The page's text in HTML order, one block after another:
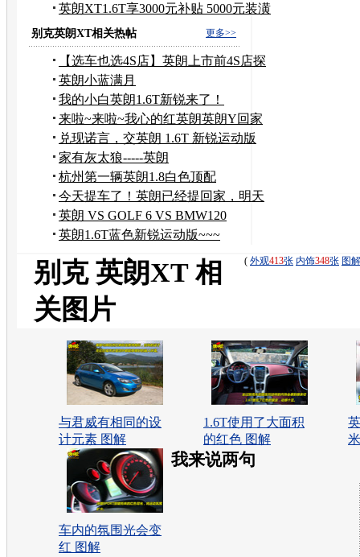
过
英朗XT1.6T享3000元补贴 5000元装潢
礼包
更多>>
别克英朗XT相关热帖
【选车也选4S店】英朗上市前4S店探
店~
英朗小蓝满月
我的小白英朗1.6T新锐来了！
来啦~来啦~我心的红英朗英朗Y回家
啦!
兑现诺言，交英朗 1.6T 新锐运动版
家有灰太狼-----英朗
杭州第一辆英朗1.8白色顶配
今天提车了！英朗已经提回家，明天
自己上牌去！
英朗 VS GOLF 6 VS BMW120
英朗1.6T蓝色新锐运动版~~~
( 外观413张 内饰348张 图解
别克 英朗XT 相
关图片
与君威有相同的设
计元素 图解
1.6T使用了大面积
的红色 图解
车内的氛围光会变
红 图解
我来说两句